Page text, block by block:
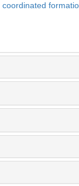
coordinated